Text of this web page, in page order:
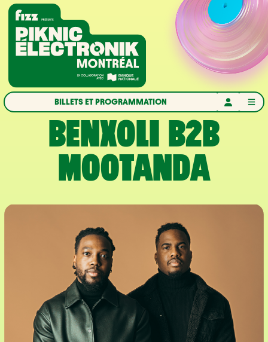
Aller à la navigation
Aller au contenu
Accueil
BILLETS ET PROGRAMMATION
BENXOLI B2B
MOOTANDA